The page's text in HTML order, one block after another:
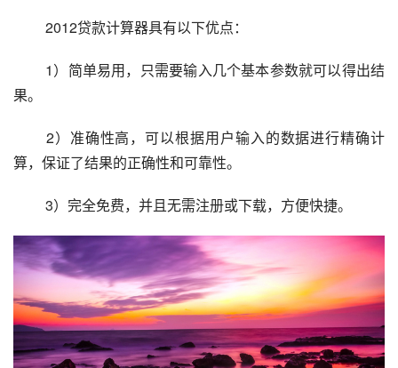
2012贷款计算器具有以下优点：
果。
算，保证了结果的正确性和可靠性。
3）完全免费，并且无需注册或下载，方便快捷。